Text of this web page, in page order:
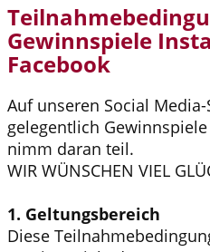
Gewinnspiele
Facebook
Auf unseren Social
gelegentlich
nimm daran teil.
WIR WÜNSCHEN VIEL
1. Geltungsbereich
Diese